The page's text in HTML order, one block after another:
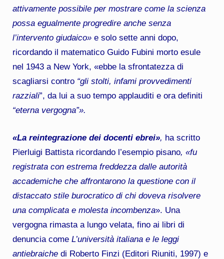
attivamente possibile per mostrare come la scienza
possa egualmente progredire anche senza
l’intervento giudaico» e solo sette anni dopo,
ricordando il matematico Guido Fubini morto esule
nel 1943 a New York, «ebbe la sfrontatezza di
scagliarsi contro “gli stolti, infami provvedimenti
razziali”, da lui a suo tempo applauditi e ora definiti
“eterna vergogna”».
«La reintegrazione dei docenti ebrei», ha scritto
Pierluigi Battista ricordando l’esempio pisano, «fu
registrata con estrema freddezza dalle autorità
accademiche che affrontarono la questione con il
distaccato stile burocratico di chi doveva risolvere
una complicata e molesta incombenza». Una
vergogna rimasta a lungo velata, fino ai libri di
denuncia come L’università italiana e le leggi
antiebraichedi Roberto Finzi (Editori Riuniti, 1997) e